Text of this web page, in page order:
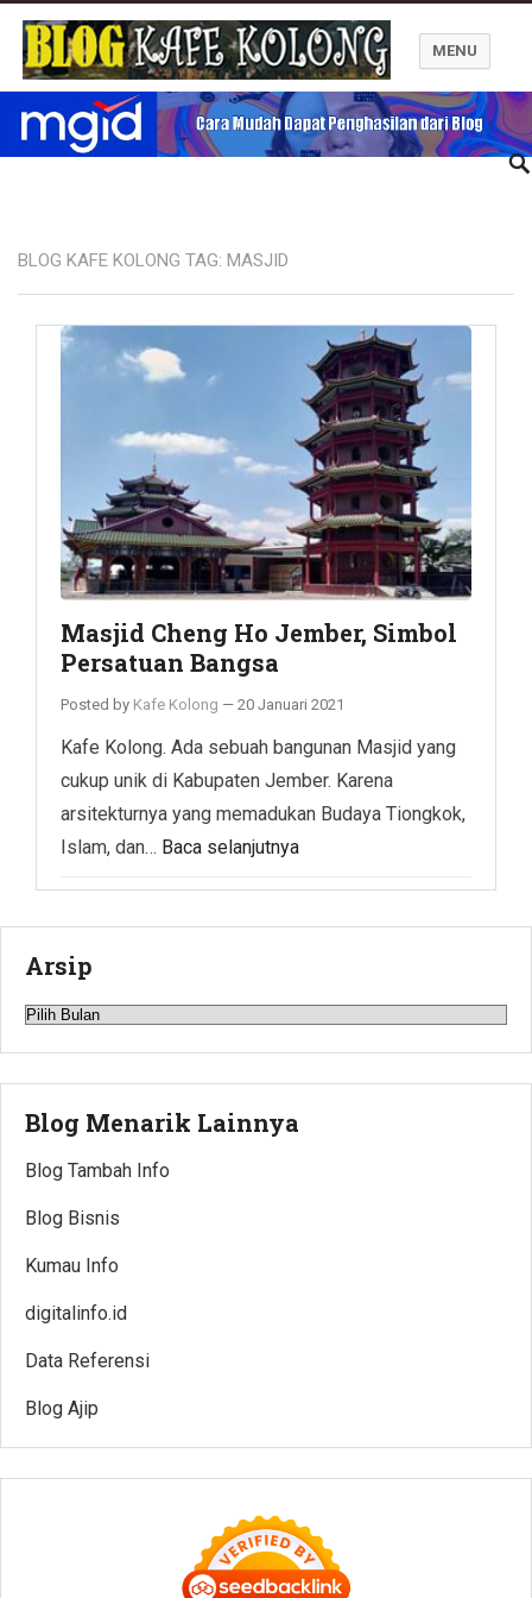
Blog Kafe Kolong
MENU
BLOG KAFE KOLONG TAG: MASJID
Masjid Cheng Ho Jember, Simbol
Persatuan Bangsa
Posted by Kafe Kolong — 20 Januari 2021
Kafe Kolong. Ada sebuah bangunan Masjid yang
cukup unik di Kabupaten Jember. Karena
arsitekturnya yang memadukan Budaya Tiongkok,
Islam, dan… Baca selanjutnya
Arsip
Arsip
Blog Menarik Lainnya
Blog Tambah Info
Blog Bisnis
Kumau Info
digitalinfo.id
Data Referensi
Blog Ajip